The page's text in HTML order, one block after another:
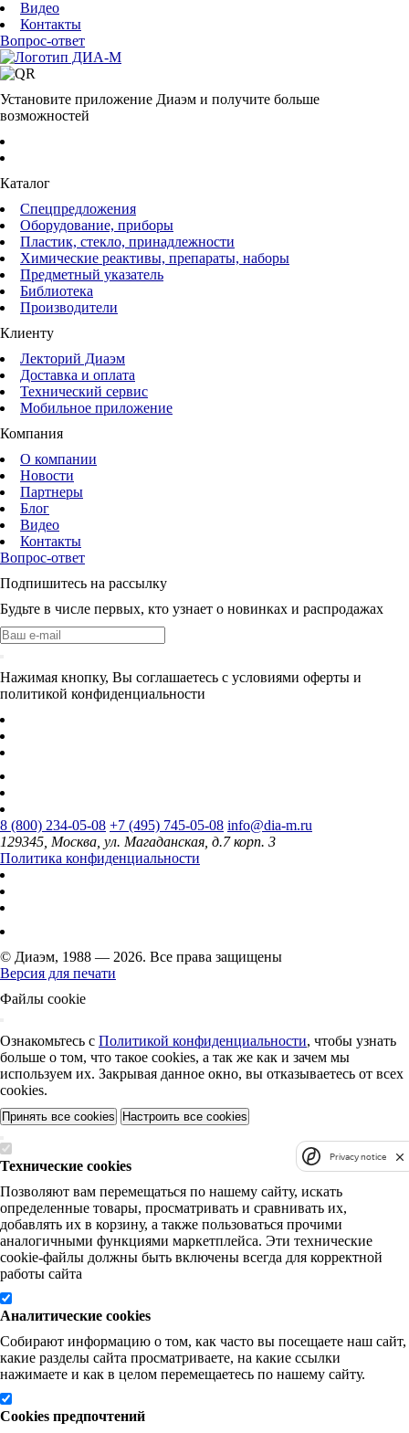
Видео
Контакты
Вопрос-ответ
Установите приложение Диаэм и получите больше
возможностей
Каталог
Спецпредложения
Оборудование, приборы
Пластик, стекло, принадлежности
Химические реактивы, препараты, наборы
Предметный указатель
Библиотека
Производители
Клиенту
Лекторий Диаэм
Доставка и оплата
Технический сервис
Мобильное приложение
Компания
О компании
Новости
Партнеры
Блог
Видео
Контакты
Вопрос-ответ
Подпишитесь на рассылку
Будьте в числе первых, кто узнает о новинках и распродажах
Нажимая кнопку, Вы соглашаетесь с условиями оферты и
политикой конфиденциальности
8 (800) 234-05-08 +7 (495) 745-05-08 info@dia-m.ru
129345, Москва, ул. Магаданская, д.7 корп. 3
Политика конфиденциальности
© Диаэм, 1988 — 2026. Все права защищены
Версия для печати
Файлы cookie
Ознакомьтесь с Политикой конфиденциальности, чтобы узнать
больше о том, что такое cookies, а так же как и зачем мы
используем их. Закрывая данное окно, вы отказываетесь от всех
cookies.
Принять все cookies Настроить все cookies
Технические cookies
Позволяют вам перемещаться по нашему сайту, искать
определенные товары, просматривать и сравнивать их,
добавлять их в корзину, а также пользоваться прочими
аналогичными функциями маркетплейса. Эти технические
cookie-файлы должны быть включены всегда для корректной
работы сайта
Аналитические cookies
Собирают информацию о том, как часто вы посещаете наш сайт,
какие разделы сайта просматриваете, на какие ссылки
нажимаете и как в целом перемещаетесь по нашему сайту.
Cookies предпочтений
Privacy notice